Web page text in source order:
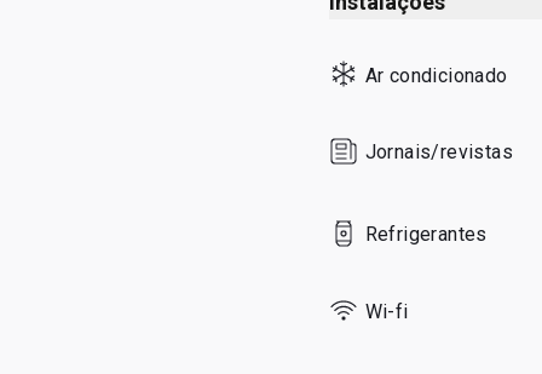
Ar condicionado
Jornais/revistas
Refrigerantes
Wi-fi